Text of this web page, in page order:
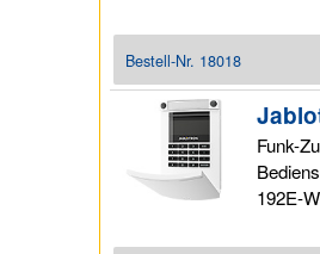
Bestell-Nr. 18018
Funk-
192E-